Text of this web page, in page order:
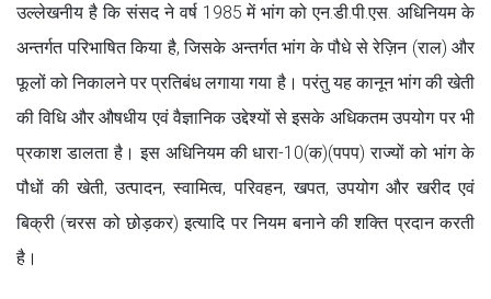
उल्लेखनीय है कि संसद ने वर्ष 1985 में भांग को एन.डी.पी.एस. अधिनियम के
अन्तर्गत परिभाषित किया है, जिसके अन्तर्गत भांग के पौधे से रेज़िन (राल) और
फूलों को निकालने पर प्रतिबंध लगाया गया है। परंतु यह कानून भांग की खेती
की विधि और औषधीय एवं वैज्ञानिक उद्देश्यों से इसके अधिकतम उपयोग पर भी
प्रकाश डालता है। इस अधिनियम की धारा-10(क)(पपप) राज्यों को भांग के
पौधों की खेती, उत्पादन, स्वामित्व, परिवहन, खपत, उपयोग और खरीद एवं
बिक्री (चरस को छोड़कर) इत्यादि पर नियम बनाने की शक्ति प्रदान करती
है।